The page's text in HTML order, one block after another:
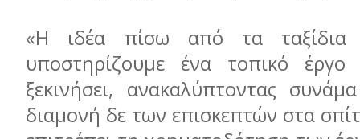
«Η ιδέα πίσω από τα ταξίδια
υποστηρίζουμε ένα τοπικό
ξεκινήσει, ανακαλύπτοντας
διαμονή δε των επισκεπτών στα